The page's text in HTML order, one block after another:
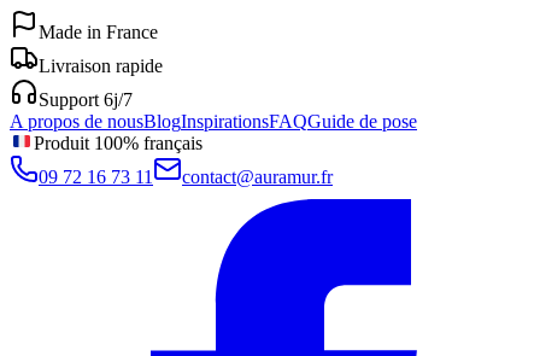
Made in France
Livraison rapide
Support 6j/7
A propos de nousBlogInspirationsFAQGuide de pose
Produit 100% français
09 72 16 73 11
contact@auramur.fr